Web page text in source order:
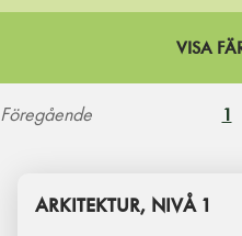
VISA
Föregående 1
ARKITEKTUR, NIVÅ 1